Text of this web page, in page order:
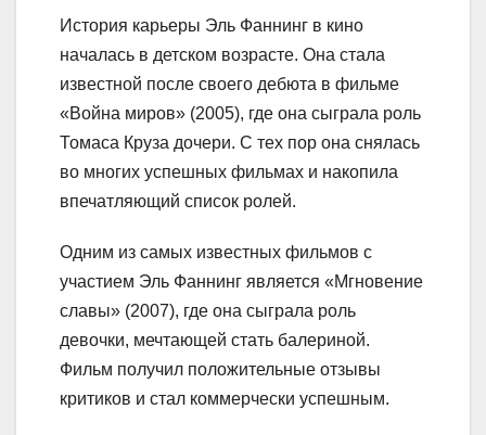
История карьеры Эль Фаннинг в кино
началась в детском возрасте. Она стала
известной после своего дебюта в фильме
«Война миров» (2005), где она сыграла роль
Томаса Круза дочери. С тех пор она снялась
во многих успешных фильмах и накопила
впечатляющий список ролей.
Одним из самых известных фильмов с
участием Эль Фаннинг является «Мгновение
славы» (2007), где она сыграла роль
девочки, мечтающей стать балериной.
Фильм получил положительные отзывы
критиков и стал коммерчески успешным.